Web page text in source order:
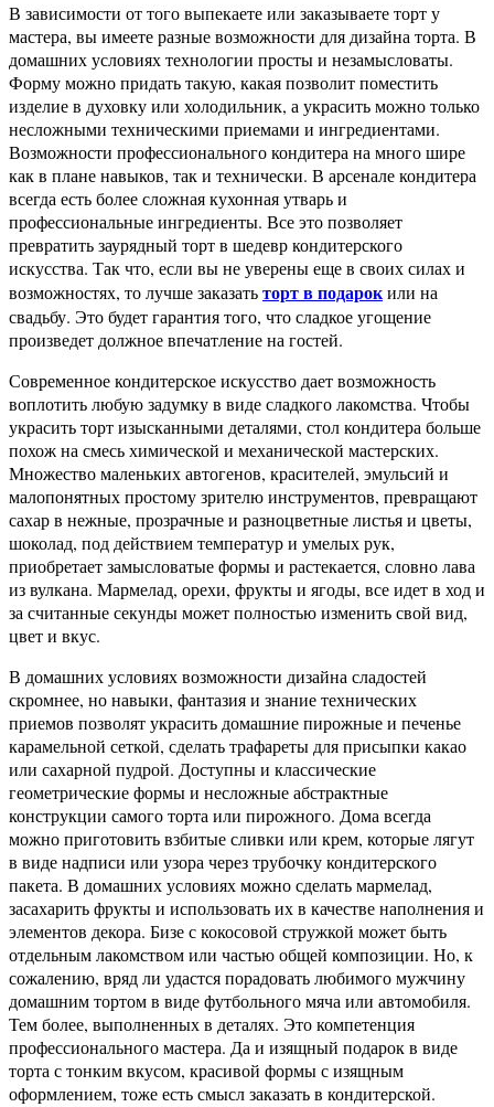
В зависимости от того выпекаете или заказываете торт у
мастера, вы имеете разные возможности для дизайна торта. В
домашних условиях технологии просты и незамысловаты.
Форму можно придать такую, какая позволит поместить
изделие в духовку или холодильник, а украсить можно только
несложными техническими приемами и ингредиентами.
Возможности профессионального кондитера на много шире
как в плане навыков, так и технически. В арсенале кондитера
всегда есть более сложная кухонная утварь и
профессиональные ингредиенты. Все это позволяет
превратить заурядный торт в шедевр кондитерского
искусства. Так что, если вы не уверены еще в своих силах и
возможностях, то лучше заказатьторт в подарокили на
свадьбу. Это будет гарантия того, что сладкое угощение
произведет должное впечатление на гостей.
Современное кондитерское искусство дает возможность
воплотить любую задумку в виде сладкого лакомства. Чтобы
украсить торт изысканными деталями, стол кондитера больше
похож на смесь химической и механической мастерских.
Множество маленьких автогенов, красителей, эмульсий и
малопонятных простому зрителю инструментов, превращают
сахар в нежные, прозрачные и разноцветные листья и цветы,
шоколад, под действием температур и умелых рук,
приобретает замысловатые формы и растекается, словно лава
из вулкана. Мармелад, орехи, фрукты и ягоды, все идет в ход и
за считанные секунды может полностью изменить свой вид,
цвет и вкус.
В домашних условиях возможности дизайна сладостей
скромнее, но навыки, фантазия и знание технических
приемов позволят украсить домашние пирожные и печенье
карамельной сеткой, сделать трафареты для присыпки какао
или сахарной пудрой. Доступны и классические
геометрические формы и несложные абстрактные
конструкции самого торта или пирожного. Дома всегда
можно приготовить взбитые сливки или крем, которые лягут
в виде надписи или узора через трубочку кондитерского
пакета. В домашних условиях можно сделать мармелад,
засахарить фрукты и использовать их в качестве наполнения и
элементов декора. Бизе с кокосовой стружкой может быть
отдельным лакомством или частью общей композиции. Но, к
сожалению, вряд ли удастся порадовать любимого мужчину
домашним тортом в виде футбольного мяча или автомобиля.
Тем более, выполненных в деталях. Это компетенция
профессионального мастера. Да и изящный подарок в виде
торта с тонким вкусом, красивой формы с изящным
оформлением, тоже есть смысл заказать в кондитерской.